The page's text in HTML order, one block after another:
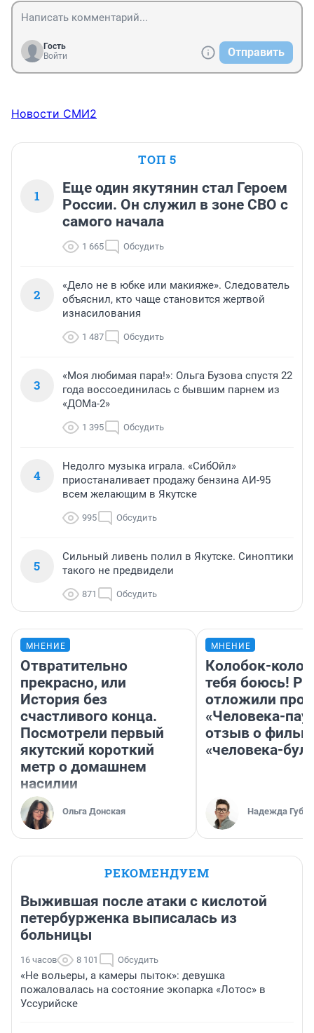
Гость
Войти
Отправить
Новости СМИ2
ТОП 5
1
Еще один якутянин стал Героем
России. Он служил в зоне СВО с
самого начала
1 665 Обсудить
2
«Дело не в юбке или макияже». Следователь
объяснил, кто чаще становится жертвой
изнасилования
1 487 Обсудить
3
«Моя любимая пара!»: Ольга Бузова спустя 22
года воссоединилась с бывшим парнем из
«ДОМа-2»
1 395 Обсудить
4
Недолго музыка играла. «СибОйл»
приостаналивает продажу бензина АИ-95
всем желающим в Якутске
995 Обсудить
5
Сильный ливень полил в Якутске. Синоптики
такого не предвидели
871 Обсудить
МНЕНИЕ
Отвратительно
прекрасно, или
История без
счастливого конца.
Посмотрели первый
якутский короткий
метр о домашнем
насилии
Ольга Донская
МНЕНИЕ
Колобок-
тебя боюсь!
отложили
«Человека-
отзыв о
«человека-
Надежда
РЕКОМЕНДУЕМ
Выжившая после атаки с кислотой
петербурженка выписалась из
больницы
16 часов 8 101 Обсудить
«Не вольеры, а камеры пыток»: девушка
пожаловалась на состояние экопарка «Лотос» в
Уссурийске